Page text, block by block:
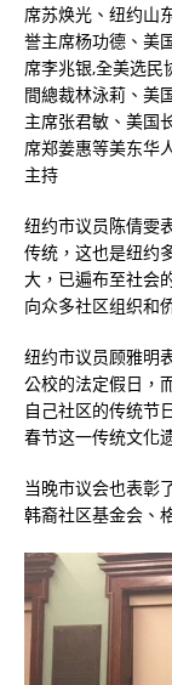
席苏焕光、纽约山
誉主席杨功德、美
席李兆银,全美选
間總裁林泳莉、美
主席张君敏、美国
席郑姜惠等美东华
主持
纽约市议员陈倩雯
传统，这也是纽约
大，已遍布至社会
向众多社区组织和
纽约市议员顾雅明
公校的法定假日，
自己社区的传统节
春节这一传统文化
当晚市议会也表彰
韩裔社区基金会、